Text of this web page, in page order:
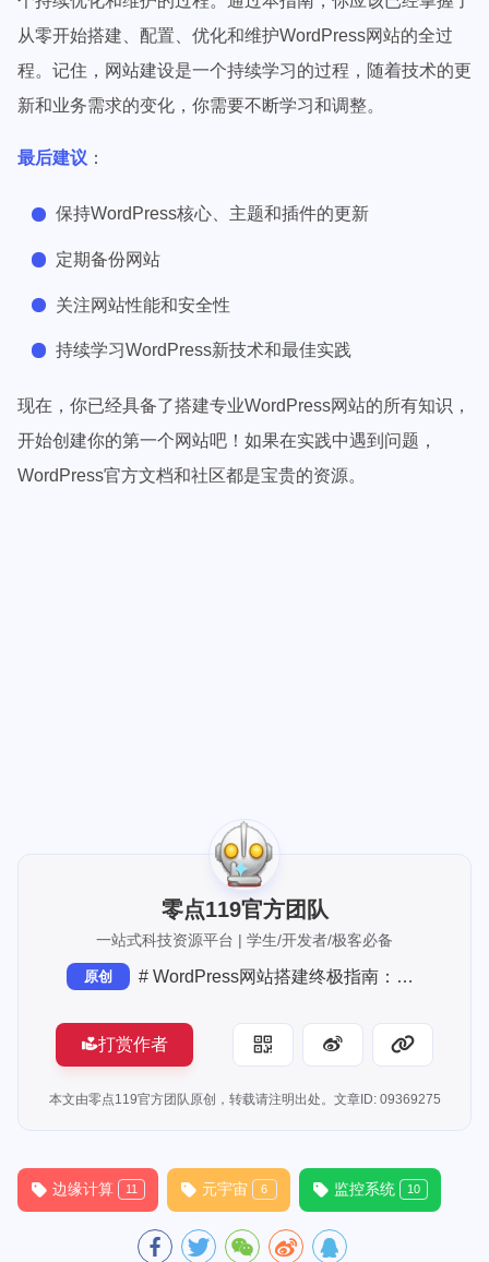
从零开始搭建、配置、优化和维护WordPress网站的全过
程。记住，网站建设是一个持续学习的过程，随着技术的更
新和业务需求的变化，你需要不断学习和调整。
最后建议 ：
保持WordPress核心、主题和插件的更新
定期备份网站
关注网站性能和安全性
持续学习WordPress新技术和最佳实践
现在，你已经具备了搭建专业WordPress网站的所有知识，
开始创建你的第一个网站吧！如果在实践中遇到问题，
WordPress官方文档和社区都是宝贵的资源。
零点119官方团队
一站式科技资源平台 | 学生/开发者/极客必备
原创 # WordPress网站搭建终极指南：从零到精通的详细步骤
打赏作者
本文由零点119官方团队原创，转载请注明出处。文章ID: 09369275
边缘计算 11 元宇宙 6 监控系统 10